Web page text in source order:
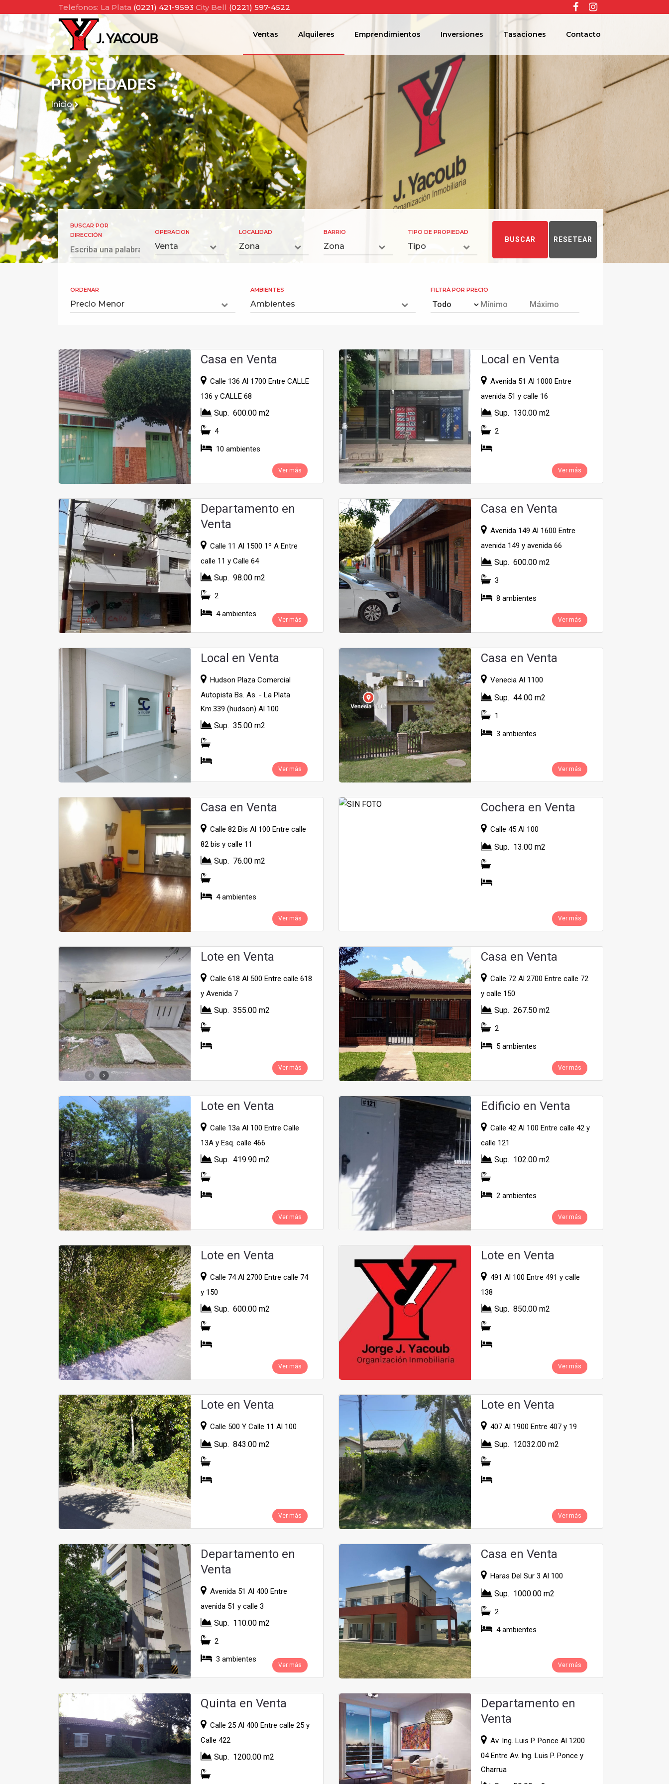
Telefonos: La Plata (0221) 421-9593 City Bell (0221) 597-4522 FacebookInstagram
Ventas Alquileres Emprendimientos Inversiones Tasaciones Contacto
PROPIEDADES
Inicio
BUSCAR POR
DIRECCIÓN
OPERACION LOCALIDAD BARRIO TIPO DE PROPIEDAD
ORDENAR AMBIENTES FILTRÁ POR PRECIO
Casa en Venta
Calle 136 Al 1700 Entre CALLE
136 y CALLE 68
Sup. 600.00 m2
4
10 ambientes
Ver más
Local en Venta
Avenida 51 Al 1000 Entre
avenida 51 y calle 16
Sup. 130.00 m2
2
Ver más
Departamento en
Venta
Calle 11 Al 1500 1º A Entre
calle 11 y Calle 64
Sup. 98.00 m2
2
4 ambientes
Ver más
Casa en Venta
Avenida 149 Al 1600 Entre
avenida 149 y avenida 66
Sup. 600.00 m2
3
8 ambientes
Ver más
Local en Venta
Hudson Plaza Comercial
Autopista Bs. As. - La Plata
Km.339 (hudson) Al 100
Sup. 35.00 m2
Ver más
Casa en Venta
Venecia Al 1100
Sup. 44.00 m2
1
3 ambientes
Ver más
Casa en Venta
Calle 82 Bis Al 100 Entre calle
82 bis y calle 11
Sup. 76.00 m2
4 ambientes
Ver más
Cochera en Venta
Calle 45 Al 100
Sup. 13.00 m2
Ver más
Lote en Venta
Calle 618 Al 500 Entre calle 618
y Avenida 7
Sup. 355.00 m2
Ver más
Casa en Venta
Calle 72 Al 2700 Entre calle 72
y calle 150
Sup. 267.50 m2
2
5 ambientes
Ver más
Lote en Venta
Calle 13a Al 100 Entre Calle
13A y Esq. calle 466
Sup. 419.90 m2
Ver más
Edificio en Venta
Calle 42 Al 100 Entre calle 42 y
calle 121
Sup. 102.00 m2
2 ambientes
Ver más
Lote en Venta
Calle 74 Al 2700 Entre calle 74
y 150
Sup. 600.00 m2
Ver más
Lote en Venta
491 Al 100 Entre 491 y calle
138
Sup. 850.00 m2
Ver más
Lote en Venta
Calle 500 Y Calle 11 Al 100
Sup. 843.00 m2
Ver más
Lote en Venta
407 Al 1900 Entre 407 y 19
Sup. 12032.00 m2
Ver más
Departamento en
Venta
Avenida 51 Al 400 Entre
avenida 51 y calle 3
Sup. 110.00 m2
2
3 ambientes
Ver más
Casa en Venta
Haras Del Sur 3 Al 100
Sup. 1000.00 m2
2
4 ambientes
Ver más
Quinta en Venta
Calle 25 Al 400 Entre calle 25 y
Calle 422
Sup. 1200.00 m2
Departamento en
Venta
Av. Ing. Luis P. Ponce Al 1200
04 Entre Av. Ing. Luis P. Ponce y
Charrua